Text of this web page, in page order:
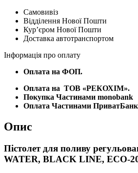
Самовивіз
Відділення Нової Пошти
Курʼєром Нової Пошти
Доставка автотранспортом
Інформація про оплату
Оплата на ФОП.
Оплата на ТОВ «РЕКОХІМ».
Покупка Частинами monobank
Оплата Частинами ПриватБанк
Опис
Пістолет для поливу
WATER, BLACK LINE, ECO-